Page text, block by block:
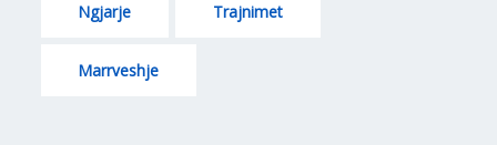
Ngjarje Trajnimet
Marrveshje